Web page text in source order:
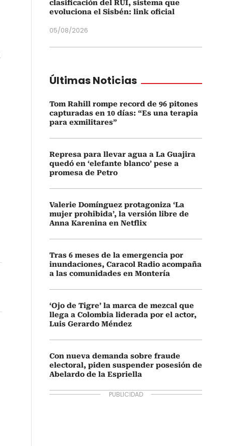
clasificación del RUI, sistema que
evoluciona el Sisbén: link oficial
05/08/2026
Últimas Noticias
Tom Rahill rompe record de 96 pitones
capturadas en 10 días: “Es una terapia
para exmilitares”
Represa para llevar agua a La Guajira
quedó en ‘elefante blanco’ pese a
promesa de Petro
Valerie Domínguez protagoniza ‘La
mujer prohibida’, la versión libre de
Anna Karenina en Netflix
Tras 6 meses de la emergencia por
inundaciones, Caracol Radio acompaña
a las comunidades en Montería
‘Ojo de Tigre’ la marca de mezcal que
llega a Colombia liderada por el actor,
Luis Gerardo Méndez
Con nueva demanda sobre fraude
electoral, piden suspender posesión de
Abelardo de la Espriella